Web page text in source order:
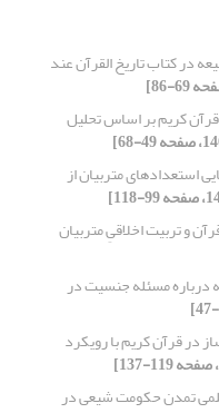
در کتاب تاریخ القرآن عند
کریم بر اساس تحلیل
استعدادهای متربیان از
و تربیت اخلاقیِ متربیان
درباره مسئله جنسیت در
در قرآن کریم با رویکرد
تمدن حکومت شیعی در